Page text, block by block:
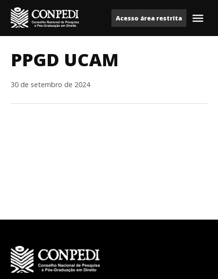
para
o
ConpediAcesso área restrita
PPGD UCAM
30 de setembro de 2024